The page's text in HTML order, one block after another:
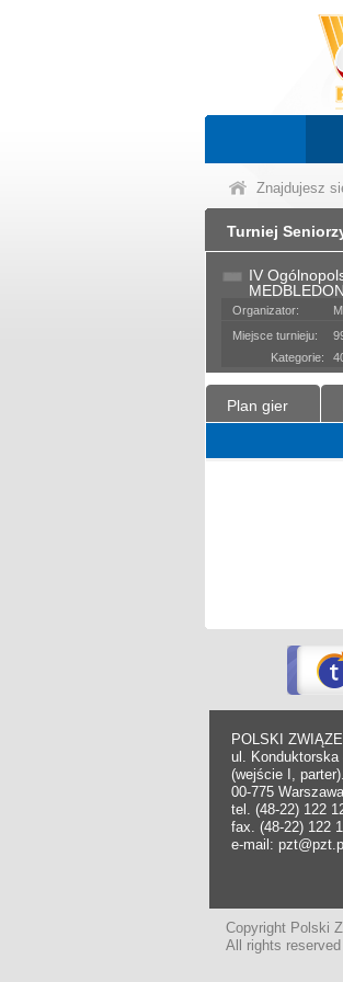
Znajdujesz
Turniej
IV
MEDBLEDON
Organizator:
Miejsce turnieju:
Kategorie:
Plan gier
POLSKI
ul. Konduktorska
(wejście I, parter).
00-775 Warszawa
tel. (48-22) 122
fax. (48-22) 122
e-mail: pzt@pzt.pl
Copyright Polski
All rights reserved